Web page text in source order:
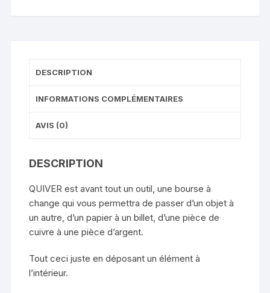
DESCRIPTION
INFORMATIONS COMPLÉMENTAIRES
AVIS (0)
DESCRIPTION
QUIVER est avant tout un outil, une bourse à
change qui vous permettra de passer d’un objet à
un autre, d’un papier à un billet, d’une pièce de
cuivre à une pièce d’argent.
Tout ceci juste en déposant un élément à
l’intérieur.